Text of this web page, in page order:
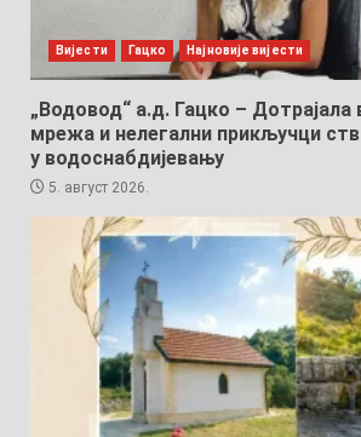
Вијести Гацко Најновије вијести
„Водовод“ а.д. Гацко – Дотрајала
мрежа и нелегални прикључци
у водоснабдијевању
5. август 2026.